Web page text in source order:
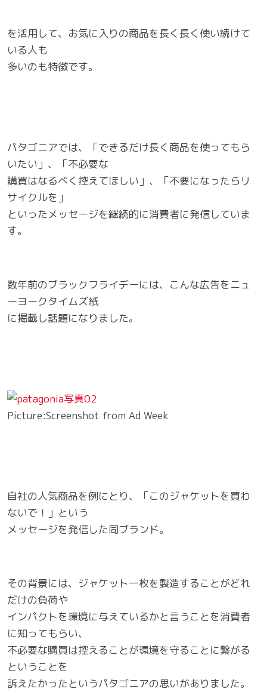
を活用して、お気に入りの商品を長く長く使い続けて
いる人も
多いのも特徴です。
パタゴニアでは、「できるだけ長く商品を使ってもら
いたい」、「不必要な
購買はなるべく控えてほしい」、「不要になったらリ
サイクルを」
といったメッセージを継続的に消費者に発信していま
す。
数年前のブラックフライデーには、こんな広告をニュ
ーヨークタイムズ紙
に掲載し話題になりました。
Picture:Screenshot from Ad Week
自社の人気商品を例にとり、「このジャケットを買わ
ないで！」という
メッセージを発信した同ブランド。
その背景には、ジャケット一枚を製造することがどれ
だけの負荷や
インパクトを環境に与えているかと言うことを消費者
に知ってもらい、
不必要な購買は控えることが環境を守ることに繋がる
ということを
訴えたかったというパタゴニアの思いがありました。